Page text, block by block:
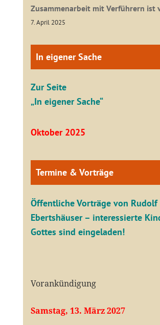
Zusammenarbeit mit Verführern ist
7. April 2025
In eigener Sache
Zur Seite
„In eigener Sache“
Oktober 2025
Termine & Vorträge
Öffentliche Vorträge von Rudolf
Ebertshäuser – interessierte
Gottes sind eingeladen!
Vorankündigung
Samstag, 13. März 2027